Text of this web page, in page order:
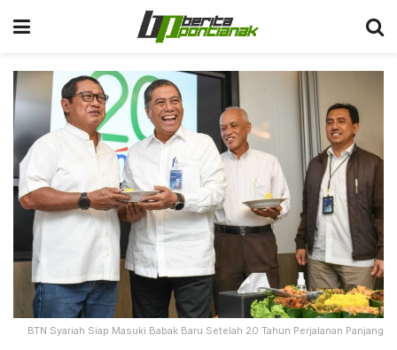
BTN Syariah Siap Masuki Babak Baru Setelah 20 Tahun Perjalanan Panjang